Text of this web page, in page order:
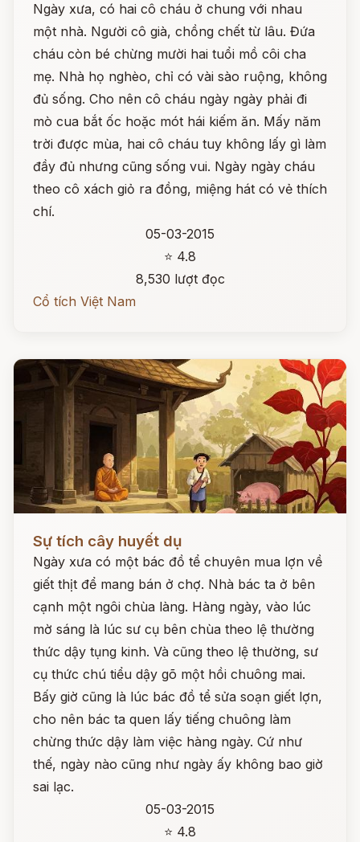
Ngày xưa, có hai cô cháu ở chung với nhau
một nhà. Người cô già, chồng chết từ lâu. Đứa
cháu còn bé chừng mười hai tuổi mồ côi cha
mẹ. Nhà họ nghèo, chỉ có vài sào ruộng, không
đủ sống. Cho nên cô cháu ngày ngày phải đi
mò cua bắt ốc hoặc mót hái kiếm ăn. Mấy năm
trời được mùa, hai cô cháu tuy không lấy gì làm
đầy đủ nhưng cũng sống vui. Ngày ngày cháu
theo cô xách giỏ ra đồng, miệng hát có vẻ thích
chí.
05-03-2015
⭐ 4.8
8,530 lượt đọc
Cổ tích Việt Nam
Sự tích cây huyết dụ
Ngày xưa có một bác đồ tể chuyên mua lợn về
giết thịt để mang bán ở chợ. Nhà bác ta ở bên
cạnh một ngôi chùa làng. Hàng ngày, vào lúc
mờ sáng là lúc sư cụ bên chùa theo lệ thường
thức dậy tụng kinh. Và cũng theo lệ thường, sư
cụ thức chú tiểu dậy gõ một hồi chuông mai.
Bấy giờ cũng là lúc bác đồ tể sửa soạn giết lợn,
cho nên bác ta quen lấy tiếng chuông làm
chừng thức dậy làm việc hàng ngày. Cứ như
thế, ngày nào cũng như ngày ấy không bao giờ
sai lạc.
05-03-2015
⭐ 4.8